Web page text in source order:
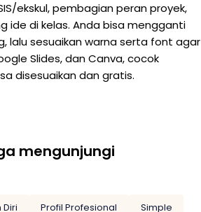
ekskul, pembagian peran proyek,
ide di kelas. Anda bisa mengganti
lalu sesuaikan warna serta font agar
Slides, dan Canva, cocok
disesuaikan dan gratis.
mengunjungi
Profil Profesional
Simple